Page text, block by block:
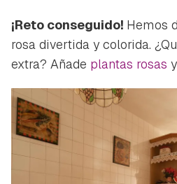
¡Reto conseguido! Hemos
rosa divertida y colorida.
extra? Añade plantas rosas